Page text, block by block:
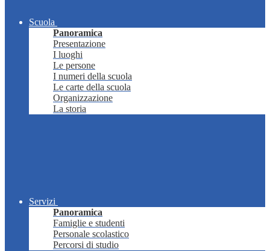
Scuola
Panoramica
Presentazione
I luoghi
Le persone
I numeri della scuola
Le carte della scuola
Organizzazione
La storia
Servizi
Panoramica
Famiglie e studenti
Personale scolastico
Percorsi di studio